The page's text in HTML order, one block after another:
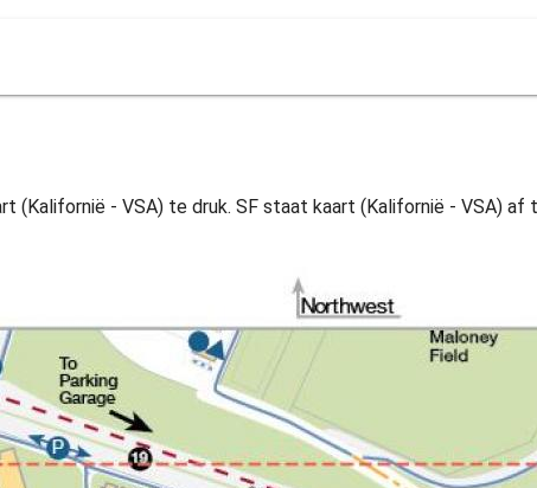
(Kalifornië - VSA) te druk. SF staat kaart (Kalifornië - VSA) af